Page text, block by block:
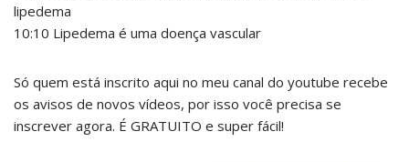
lipedema
10:10 Lipedema é uma doença vascular
Só quem está inscrito aqui no meu canal do youtube recebe
os avisos de novos vídeos, por isso você precisa se
inscrever agora. É GRATUITO e super fácil!